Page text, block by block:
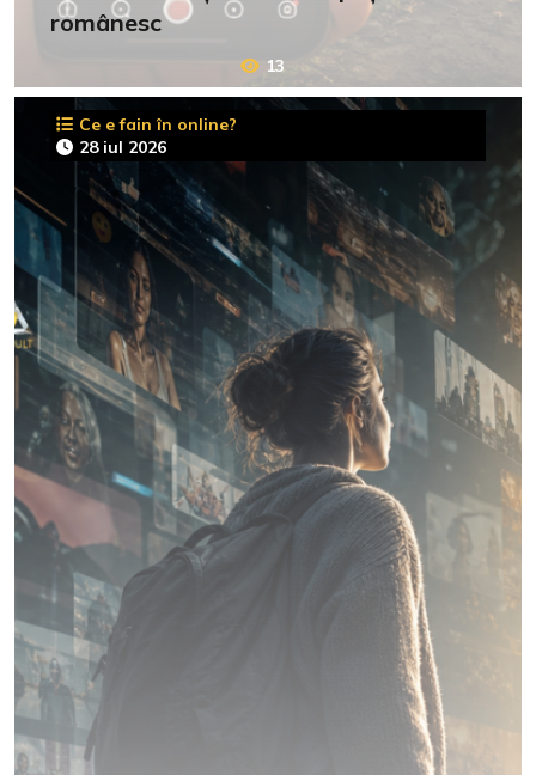
românesc
13
Ce e fain în online?
28 iul 2026